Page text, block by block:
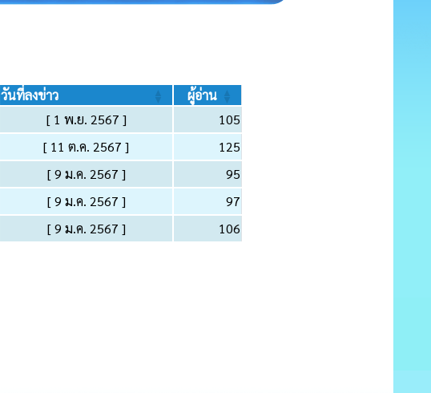
วันที่ลงข่าว
ผู้อ่าน
[ 1 พ.ย. 2567 ]
105
[ 11 ต.ค. 2567 ]
125
[ 9 ม.ค. 2567 ]
95
[ 9 ม.ค. 2567 ]
97
[ 9 ม.ค. 2567 ] 106